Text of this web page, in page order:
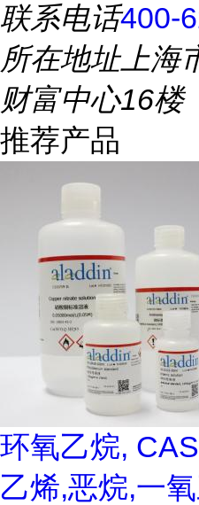
联系电话400-
所在地址上海
财富中心16楼
推荐产品
环氧乙烷,
乙烯,恶烷,一